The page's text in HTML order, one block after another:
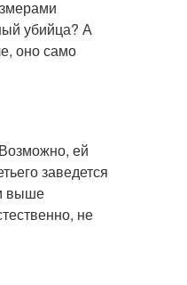
убийца? А
оно само
ей
заведется
выше
не